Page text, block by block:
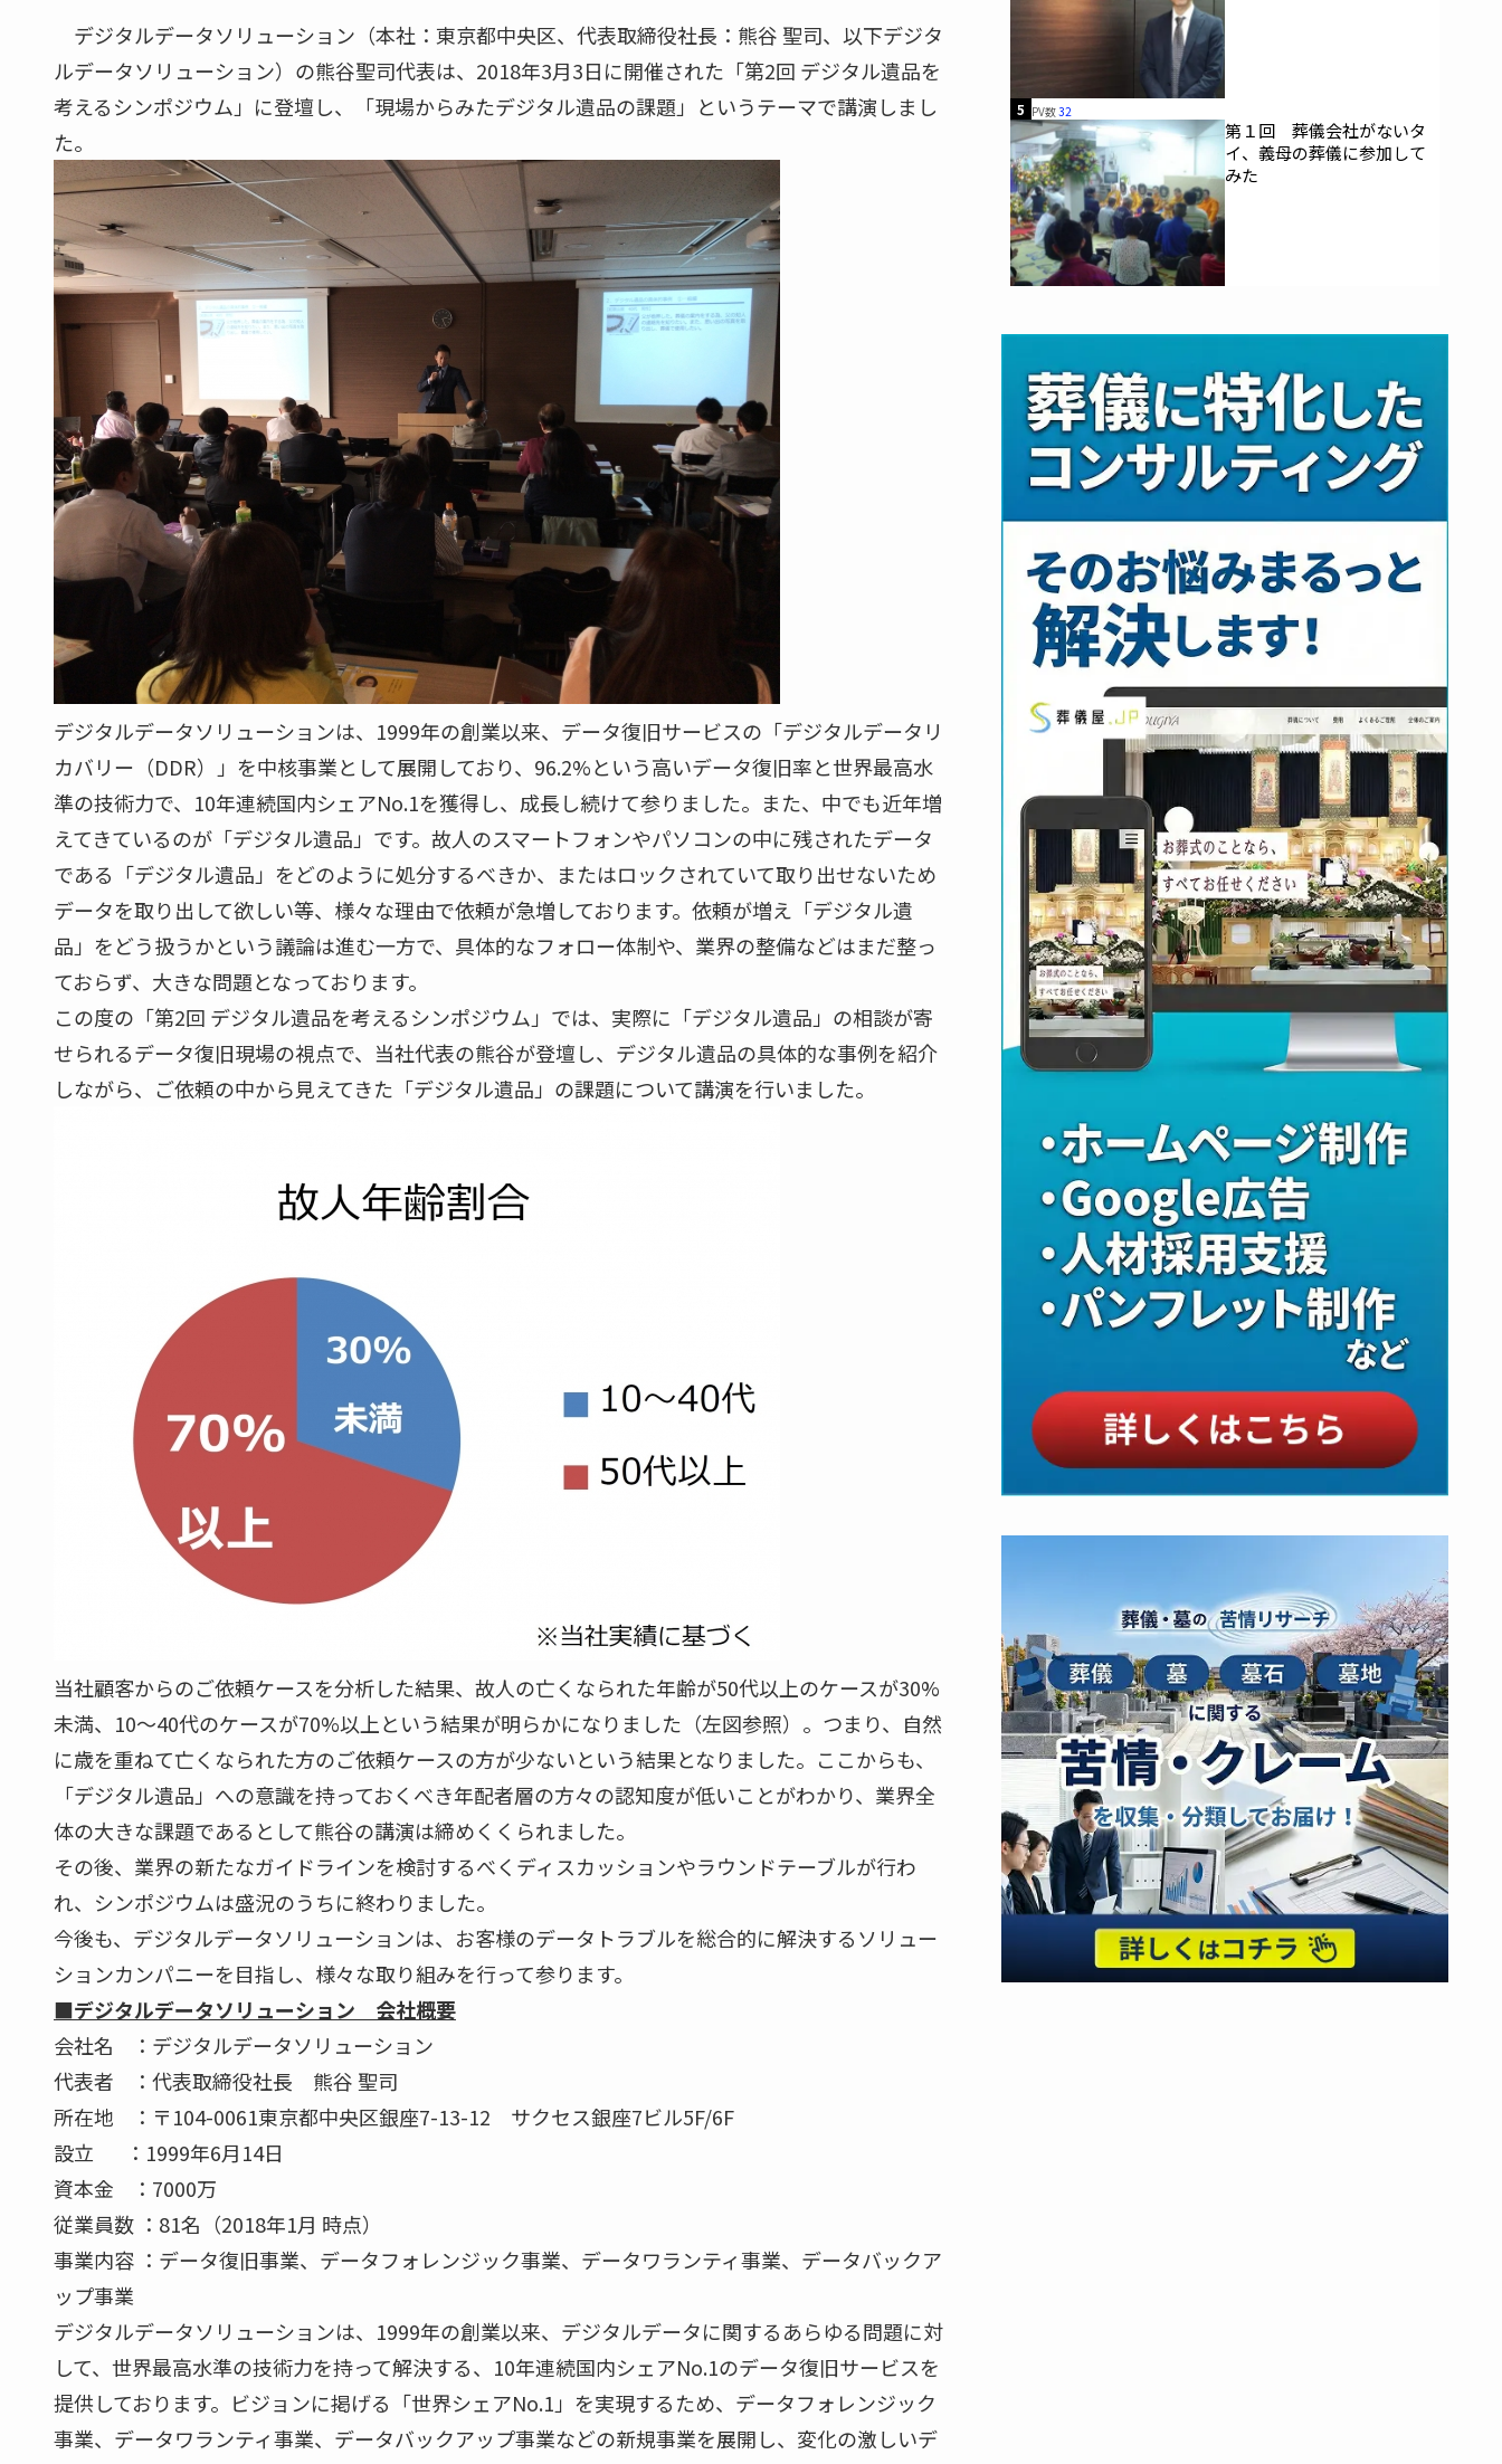
デジタルデータソリューション（本社：東京都中央区、代表取締役社長：熊谷 聖司、以下デジタ
ルデータソリューション）の熊谷聖司代表は、2018年3月3日に開催された「第2回 デジタル遺品を
考えるシンポジウム」に登壇し、「現場からみたデジタル遺品の課題」というテーマで講演しまし
た。
デジタルデータソリューションは、1999年の創業以来、データ復旧サービスの「デジタルデータリ
カバリー（DDR）」を中核事業として展開しており、96.2%という高いデータ復旧率と世界最高水
準の技術力で、10年連続国内シェアNo.1を獲得し、成長し続けて参りました。また、中でも近年増
えてきているのが「デジタル遺品」です。故人のスマートフォンやパソコンの中に残されたデータ
である「デジタル遺品」をどのように処分するべきか、またはロックされていて取り出せないため
データを取り出して欲しい等、様々な理由で依頼が急増しております。依頼が増え「デジタル遺
品」をどう扱うかという議論は進む一方で、具体的なフォロー体制や、業界の整備などはまだ整っ
ておらず、大きな問題となっております。
この度の「第2回 デジタル遺品を考えるシンポジウム」では、実際に「デジタル遺品」の相談が寄
せられるデータ復旧現場の視点で、当社代表の熊谷が登壇し、デジタル遺品の具体的な事例を紹介
しながら、ご依頼の中から見えてきた「デジタル遺品」の課題について講演を行いました。
当社顧客からのご依頼ケースを分析した結果、故人の亡くなられた年齢が50代以上のケースが30%
未満、10～40代のケースが70%以上という結果が明らかになりました（左図参照）。つまり、自然
に歳を重ねて亡くなられた方のご依頼ケースの方が少ないという結果となりました。ここからも、
「デジタル遺品」への意識を持っておくべき年配者層の方々の認知度が低いことがわかり、業界全
体の大きな課題であるとして熊谷の講演は締めくくられました。
その後、業界の新たなガイドラインを検討するべくディスカッションやラウンドテーブルが行わ
れ、シンポジウムは盛況のうちに終わりました。
今後も、デジタルデータソリューションは、お客様のデータトラブルを総合的に解決するソリュー
ションカンパニーを目指し、様々な取り組みを行って参ります。
■デジタルデータソリューション 会社概要
会社名 ：デジタルデータソリューション
代表者 ：代表取締役社長 熊谷 聖司
所在地 ：〒104-0061東京都中央区銀座7-13-12 サクセス銀座7ビル5F/6F
設立 ：1999年6月14日
資本金 ：7000万
従業員数 ：81名（2018年1月 時点）
事業内容 ：データ復旧事業、データフォレンジック事業、データワランティ事業、データバックア
ップ事業
デジタルデータソリューションは、1999年の創業以来、デジタルデータに関するあらゆる問題に対
して、世界最高水準の技術力を持って解決する、10年連続国内シェアNo.1のデータ復旧サービスを
提供しております。ビジョンに掲げる「世界シェアNo.1」を実現するため、データフォレンジック
事業、データワランティ事業、データバックアップ事業などの新規事業を展開し、変化の激しいデ
5 PV数32
第１回 葬儀会社がないタ
イ、義母の葬儀に参加して
みた